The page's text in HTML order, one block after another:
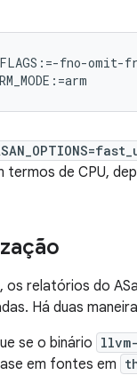
fno-omit-
termos de CPU,
os relatórios do
Há duas
se o binário
em fontes em